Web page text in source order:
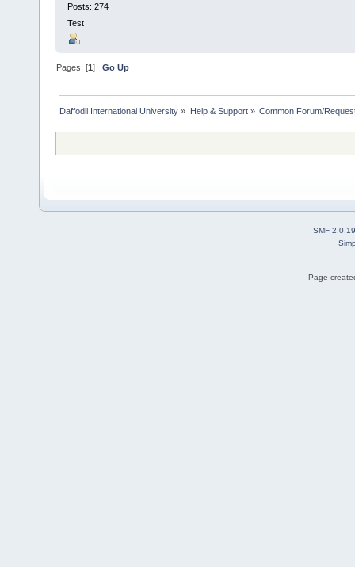
Posts: 274
Test
Pages: [1]Go Up
Daffodil International University » Help & Support» Common Forum/
SMF 2.0.19
Page